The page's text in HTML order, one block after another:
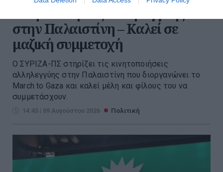
στην Παλαιστίνη – Καλεί σε
μαζική συμμετοχή
Ο ΣΥΡΙΖΑ-ΠΣ στηρίζει τις κινητοποιήσεις
αλληλεγγύης στην Παλαιστίνη που διοργανώνει το
March to Gaza και καλεί μέλη και φίλους του να
συμμετάσχουν.
14:45 | 09 Αυγούστου 2026 Πολιτική